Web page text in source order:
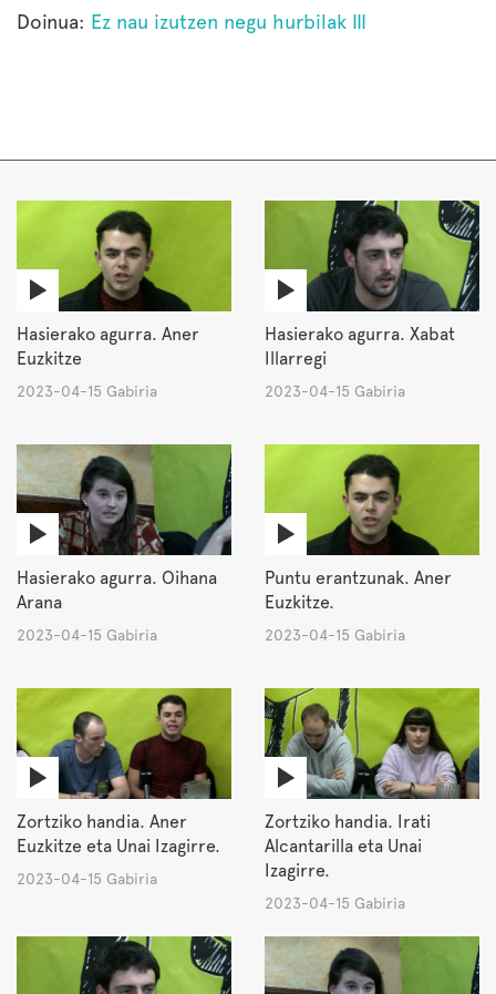
Doinua: Ez nau izutzen negu hurbilak III
Hasierako agurra. Aner
Euzkitze
2023-04-15 Gabiria
Hasierako agurra. Xabat
Illarregi
2023-04-15 Gabiria
Hasierako agurra. Oihana
Arana
2023-04-15 Gabiria
Puntu erantzunak. Aner
Euzkitze.
2023-04-15 Gabiria
Zortziko handia. Aner
Euzkitze eta Unai Izagirre.
2023-04-15 Gabiria
Zortziko handia. Irati
Alcantarilla eta Unai
Izagirre.
2023-04-15 Gabiria